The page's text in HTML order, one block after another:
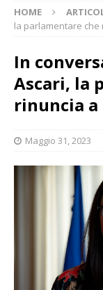
HOME
la parlamentare
In
Ascari, la
rinuncia
Maggio 31, 2023